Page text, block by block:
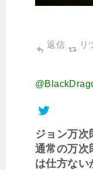
返信 リ
ジョン万次
通常の万次
は仕方な